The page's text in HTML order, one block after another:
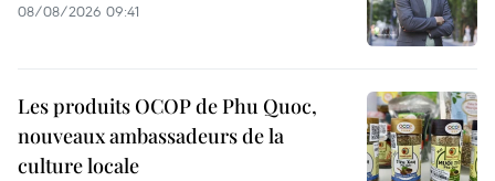
08/08/2026 09:41
Les produits OCOP de Phu Quoc,
nouveaux ambassadeurs de la
culture locale